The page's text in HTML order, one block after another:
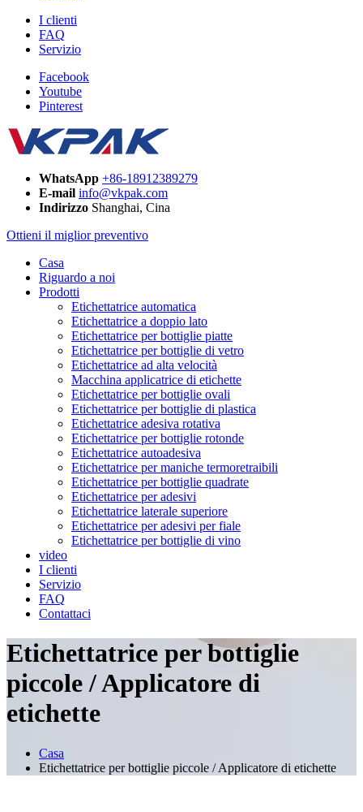
I clienti
FAQ
Servizio
Facebook
Youtube
Pinterest
WhatsApp +86-18912389279
E-mail info@vkpak.com
Indirizzo Shanghai, Cina
Ottieni il miglior preventivo
Casa
Riguardo a noi
Prodotti
Etichettatrice automatica
Etichettatrice a doppio lato
Etichettatrice per bottiglie piatte
Etichettatrice per bottiglie di vetro
Etichettatrice ad alta velocità
Macchina applicatrice di etichette
Etichettatrice per bottiglie ovali
Etichettatrice per bottiglie di plastica
Etichettatrice adesiva rotativa
Etichettatrice per bottiglie rotonde
Etichettatrice autoadesiva
Etichettatrice per maniche termoretraibili
Etichettatrice per bottiglie quadrate
Etichettatrice per adesivi
Etichettatrice laterale superiore
Etichettatrice per adesivi per fiale
Etichettatrice per bottiglie di vino
video
I clienti
Servizio
FAQ
Contattaci
Etichettatrice per bottiglie
piccole / Applicatore di
etichette
Casa
Etichettatrice per bottiglie piccole / Applicatore di etichette